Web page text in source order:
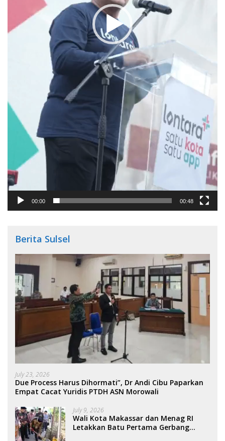
00:00 00:48
Berita Sulsel
July 23, 2026
Due Process Harus Dihormati”, Dr Andi Cibu Paparkan
Empat Cacat Yuridis PTDH ASN Morowali
July 9, 2026
Wali Kota Makassar dan Menag RI
Letakkan Batu Pertama Gerbang